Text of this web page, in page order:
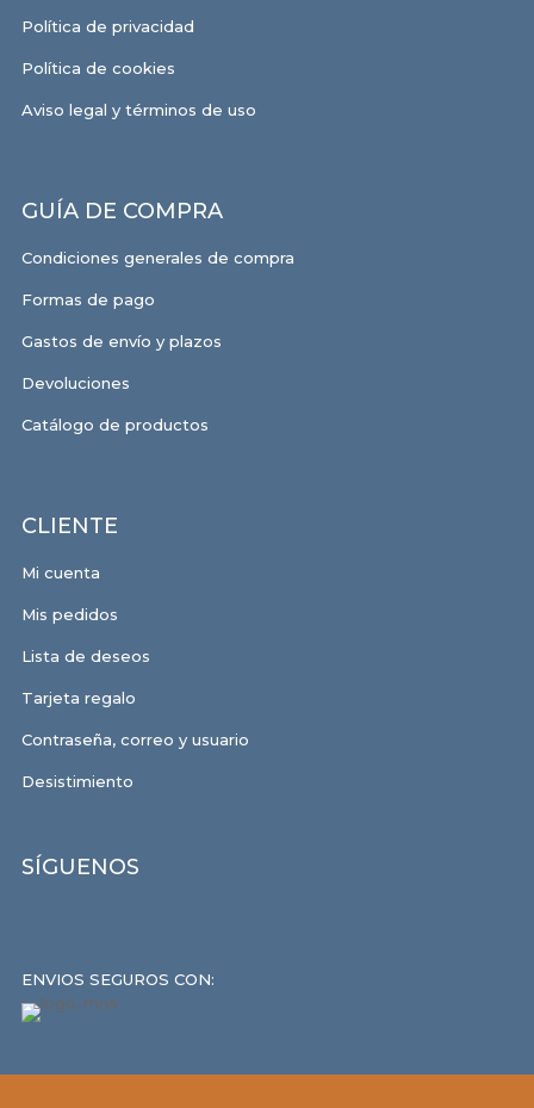
Política de privacidad
Política de cookies
Aviso legal y términos de uso
GUÍA DE COMPRA
Condiciones generales de compra
Formas de pago
Gastos de envío y plazos
Devoluciones
Catálogo de productos
CLIENTE
Mi cuenta
Mis pedidos
Lista de deseos
Tarjeta regalo
Contraseña, correo y usuario
Desistimiento
SÍGUENOS
ENVIOS SEGUROS CON: